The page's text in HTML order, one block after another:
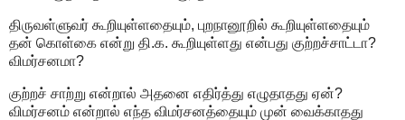
திருவள்ளுவர் கூறியுள்ளதையும், புறநானூறில் கூறியுள்ளதையும்
தன் கொள்கை என்று தி.க. கூறியுள்ளது என்பது குற்றச்சாட்டா?
விமர்சனமா?
குற்றச் சாற்று என்றால் அதனை எதிர்த்து எழுதாதது ஏன்?
விமர்சனம் என்றால் எந்த விமர்சனத்தையும் முன் வைக்காதது